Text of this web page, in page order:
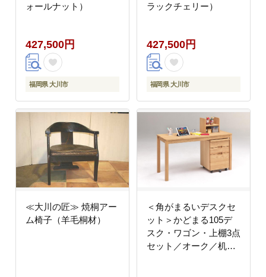
ォールナット）
427,500円
福岡県 大川市
ラックチェリー）
427,500円
福岡県 大川市
≪大川の匠≫ 焼桐アー
ム椅子（羊毛桐材）
＜角がまるいデスクセ
ット＞かどまる105デ
スク・ワゴン・上棚3点
セット／オーク／机／